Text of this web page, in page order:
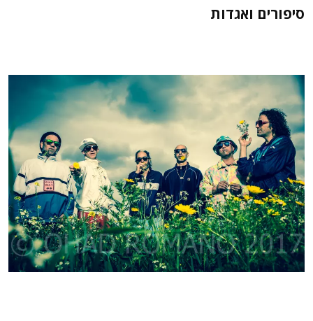
סיפורים ואגדות